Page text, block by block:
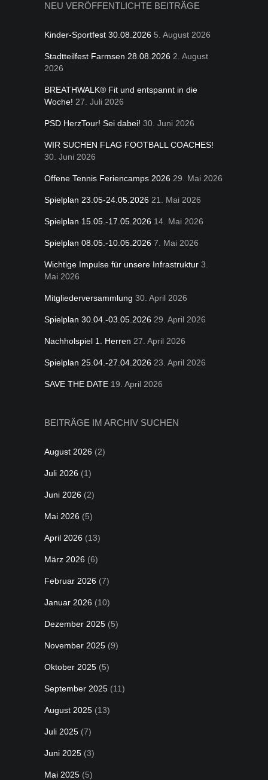
NEU VERÖFFENTLICHTE BEITRÄGE
Kinder-Sportfest 30.08.2026 5. August 2026
Stadtteilfest Farmsen 28.08.2026 2. August
2026
BREATHWALK® Fit und entspannt in die
Woche! 27. Juli 2026
PSD HerzTour! Sei dabei! 30. Juni 2026
WIR SUCHEN FLAG FOOTBALL COACHES!
30. Juni 2026
Offene Tennis Feriencamps 2026 29. Mai 2026
Spielplan 23.05-24.05.2026 21. Mai 2026
Spielplan 15.05.-17.05.2026 14. Mai 2026
Spielplan 08.05.-10.05.2026 7. Mai 2026
Wichtige Impulse für unsere Infrastruktur 3.
Mai 2026
Mitgliederversammlung 30. April 2026
Spielplan 30.04.-03.05.2026 29. April 2026
Nachholspiel 1. Herren 27. April 2026
Spielplan 25.04.-27.04.2026 23. April 2026
SAVE THE DATE 19. April 2026
BEITRÄGE IM ARCHIV SUCHEN
August 2026 (2)
Juli 2026 (1)
Juni 2026 (2)
Mai 2026 (5)
April 2026 (13)
März 2026 (6)
Februar 2026 (7)
Januar 2026 (10)
Dezember 2025 (5)
November 2025 (9)
Oktober 2025 (5)
September 2025 (11)
August 2025 (13)
Juli 2025 (7)
Juni 2025 (3)
Mai 2025 (5)